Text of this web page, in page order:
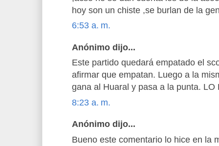
hoy son un chiste ,se burlan de la
6:53 a. m.
Anónimo dijo...
Este partido quedará empatado el
afirmar que empatan. Luego a la
gana al Huaral y pasa a la punta. LO
8:23 a. m.
Anónimo dijo...
Bueno este comentario lo hice en la